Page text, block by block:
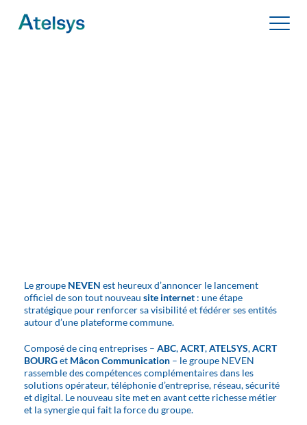
ESPACE CLIENT
Le groupe NEVEN est heureux d’annoncer le lancement
officiel de son tout nouveau site internet : une étape
stratégique pour renforcer sa visibilité et fédérer ses entités
autour d’une plateforme commune.
Composé de cinq entreprises – ABC,ACRT,ATELSYS,ACRT
BOURGet Mâcon Communication – le groupe NEVEN
rassemble des compétences complémentaires dans les
solutions opérateur, téléphonie d’entreprise, réseau, sécurité
et digital. Le nouveau site met en avant cette richesse métier
et la synergie qui fait la force du groupe.